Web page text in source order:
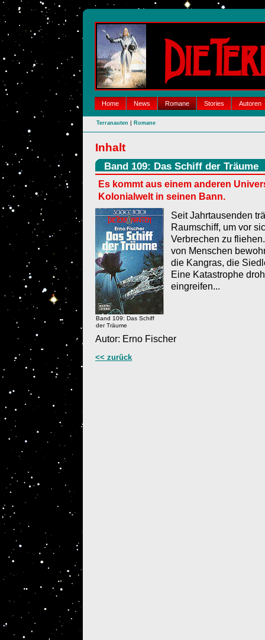
Home News Romane Stories Autoren
Terranauten | Romane
Inhalt
Band 109: Das Schiff der Träume
Es kommt aus einem anderen
Kolonialwelt in seinen Bann.
Band 109: Das Schiff
der Träume
Seit Jahrtausenden
Raumschiff, um vor
Verbrechen zu
von Menschen
die Kangras, die
Eine Katastrophe
eingreifen...
Autor: Erno Fischer
<< zurück